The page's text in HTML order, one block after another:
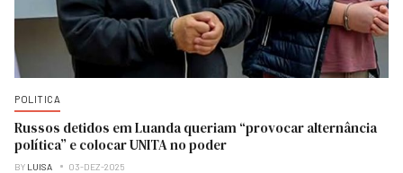
POLITICA
Russos detidos em Luanda queriam “provocar alternância
política” e colocar UNITA no poder
BY LUISA 03-DEZ-2025